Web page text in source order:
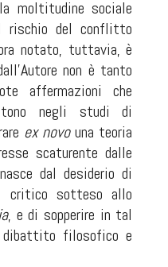
moltitudine sociale
rischio del conflitto
notato, tuttavia, è
non è tanto
affermazioni che
negli studi di
ex novouna teoria
scaturente dalle
dal desiderio di
critico sotteso allo
, e di sopperire in tal
dibattito filosofico e